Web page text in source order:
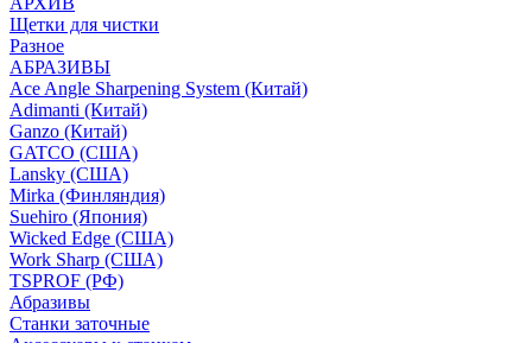
Щетки для чистки
Разное
АБРАЗИВЫ
Ace Angle Sharpening System (Китай)
Adimanti (Китай)
Ganzo (Китай)
GATCO (США)
Lansky (США)
Mirka (Финляндия)
Suehiro (Япония)
Wicked Edge (США)
Work Sharp (США)
TSPROF (РФ)
Абразивы
Станки заточные